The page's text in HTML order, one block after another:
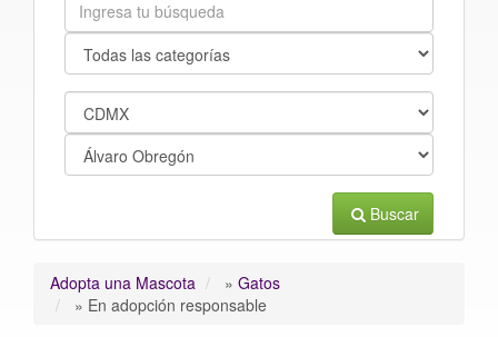
Buscar
Adopta una Mascota » Gatos
» En adopción responsable